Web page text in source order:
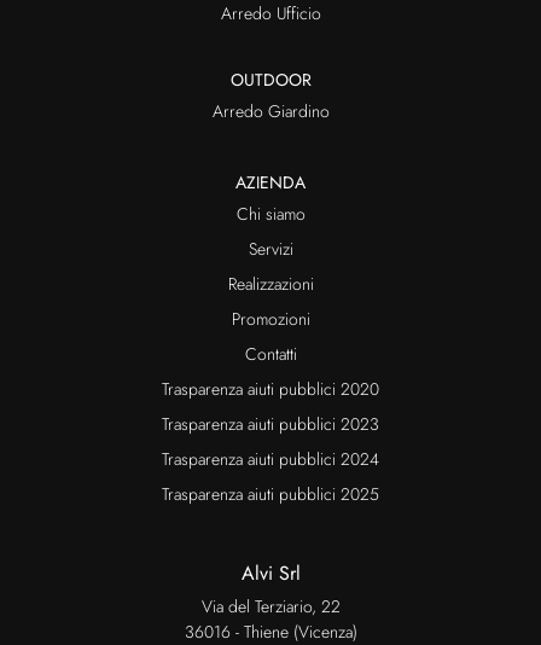
Arredo Ufficio
OUTDOOR
Arredo Giardino
AZIENDA
Chi siamo
Servizi
Realizzazioni
Promozioni
Contatti
Trasparenza aiuti pubblici 2020
Trasparenza aiuti pubblici 2023
Trasparenza aiuti pubblici 2024
Trasparenza aiuti pubblici 2025
Alvi Srl
Via del Terziario, 22
36016 - Thiene (Vicenza)